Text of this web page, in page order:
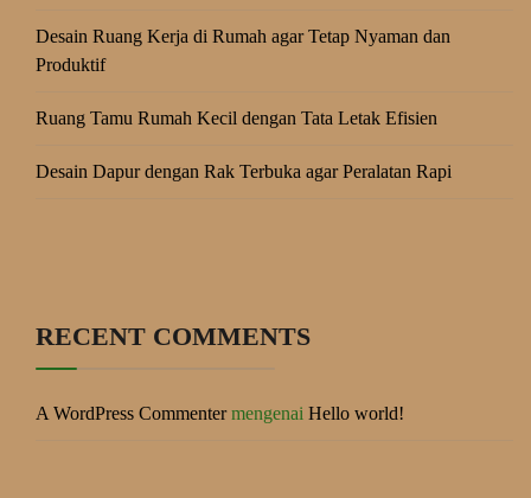
Desain Ruang Kerja di Rumah agar Tetap Nyaman dan
Produktif
Ruang Tamu Rumah Kecil dengan Tata Letak Efisien
Desain Dapur dengan Rak Terbuka agar Peralatan Rapi
RECENT COMMENTS
A WordPress Commentermengenai Hello world!